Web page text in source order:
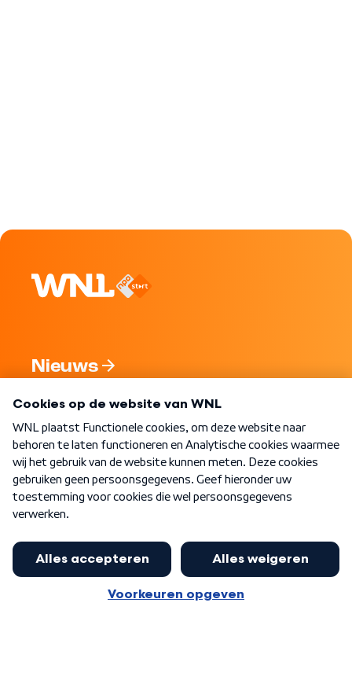
Nieuws
Nieuwsbrief
Word Lid